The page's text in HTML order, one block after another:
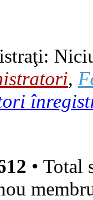
,
• Total